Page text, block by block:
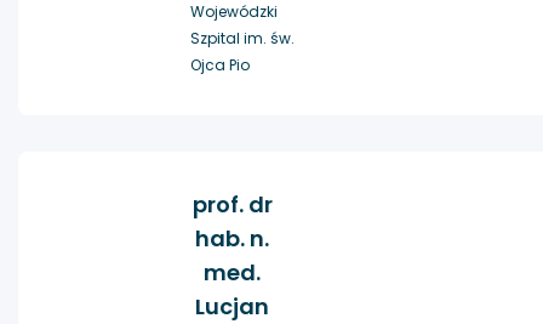
Wojewódzki
Szpital im. św.
Ojca Pio
prof. dr
hab. n.
med.
Lucjan